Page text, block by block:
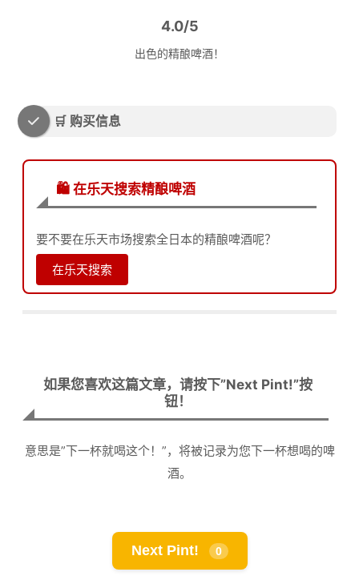
4.0/5
出色的精酿啤酒！
🛒 购买信息
🛍️ 在乐天搜索精酿啤酒
要不要在乐天市场搜索全日本的精酿啤酒呢？
在乐天搜索
如果您喜欢这篇文章，请按下”Next Pint!”按
钮！
意思是”下一杯就喝这个！”，将被记录为您下一杯想喝的啤
酒。
Next Pint! 0